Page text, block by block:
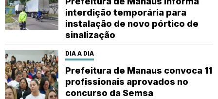
interdição temporária para
instalação de novo pórtico de
sinalização
DIA A DIA
Prefeitura de Manaus convoca 11
profissionais aprovados no
concurso da Semsa